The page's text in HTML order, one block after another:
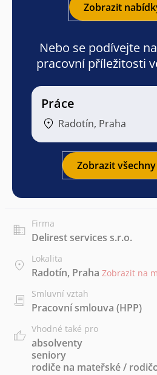
Zobrazit
Nebo se podívejte
pracovní příležitosti
Práce
Radotín, Praha
Zobrazit
Firma
Delirest services s.r.o.
Lokalita
Radotín, Praha Zobrazit na
Smluvní vztah
Pracovní smlouva (HPP)
Vhodné také pro
absolventy
seniory
rodiče na mateřské /